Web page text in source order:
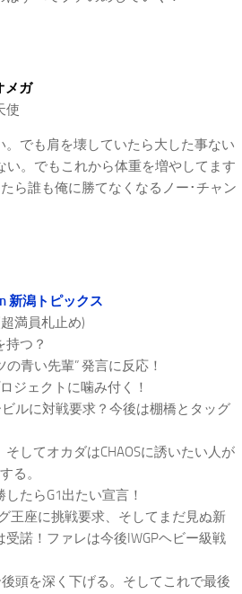
メガ
使
。でも肩を壊していたら大した事ない
い。でもこれから体重を増やしてます
ら誰も俺に勝てなくなるノー･チャン
新潟トピックス
満員札止め)
持つ？
青い先輩” 発言に反応！
ジェクトに噛み付く！
ルに対戦要求？今後は棚橋とタッグ
してオカダはCHAOSに誘いたい人が
る。
したらG1出たい宣言！
王座に挑戦要求、そしてまだ見ぬ新
諾！ファレは今後IWGPヘビー級戦
頭を深く下げる。そしてこれで最後